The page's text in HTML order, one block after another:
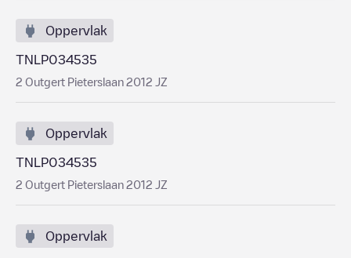
Oppervlak
TNLP034535
2 Outgert Pieterslaan 2012 JZ
Oppervlak
TNLP034535
2 Outgert Pieterslaan 2012 JZ
Oppervlak